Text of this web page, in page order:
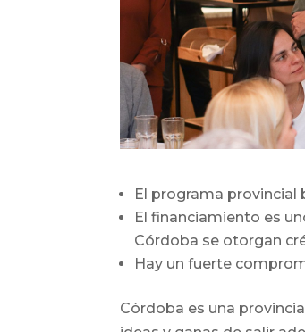
El programa provincial
El financiamiento es
Córdoba se otorgan
Hay un fuerte
Córdoba es una